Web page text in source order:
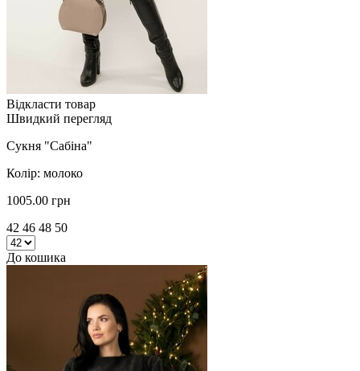
Відкласти товар
Швидкий перегляд
Сукня "Сабіна"
Колір: молоко
1005.00 грн
42 46 48 50
До кошика